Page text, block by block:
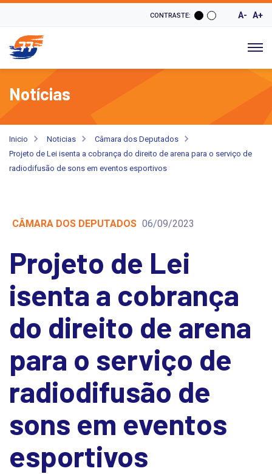
CONTRASTE: A- A+
Notícias
Inicio Noticias
Câmara dos Deputados
Projeto de Lei isenta a cobrança do direito de arena para o serviço de
radiodifusão de sons em eventos esportivos
CÂMARA DOS DEPUTADOS 06/09/2023
Projeto de Lei
isenta a cobrança
do direito de arena
para o serviço de
radiodifusão de
sons em eventos
esportivos